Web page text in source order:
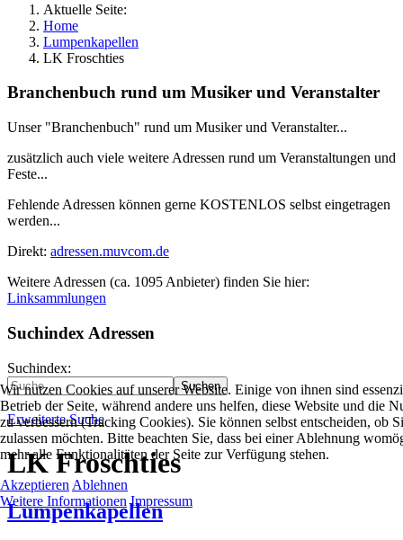
Aktuelle Seite:
Home
Lumpenkapellen
LK Froschties
Branchenbuch rund um Musiker und Veranstalter
Unser "Branchenbuch" rund um Musiker und Veranstalter...
zusätzlich auch viele weitere Adressen rund um Veranstaltungen und
Feste...
Fehlende Adressen können gerne KOSTENLOS selbst eingetragen
werden...
Direkt: adressen.muvcom.de
Weitere Adressen (ca. 1095 Anbieter) finden Sie hier:
Linksammlungen
Suchindex Adressen
Suchindex:
Suchen
Erweiterte Suche
LK Froschties
Lumpenkapellen
Wir nutzen Cookies auf unserer Website. Einige von ihnen sind
Betrieb der Seite, während andere uns helfen, diese Website und die
zu verbessern (Tracking Cookies). Sie können selbst entscheiden, ob
zulassen möchten. Bitte beachten Sie, dass bei einer Ablehnung
mehr alle Funktionalitäten der Seite zur Verfügung stehen.
Akzeptieren Ablehnen
Weitere Informationen Impressum